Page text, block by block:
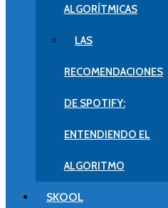
ALGORÍTMICAS
LAS
RECOMENDACIONES
DE SPOTIFY:
ENTENDIENDO EL
ALGORITMO
SKOOL